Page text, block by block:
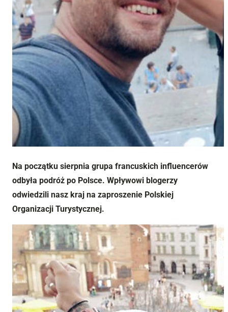
Na początku sierpnia grupa francuskich influencerów
odbyła podróż po Polsce. Wpływowi blogerzy
odwiedzili nasz kraj na zaproszenie Polskiej
Organizacji Turystycznej.